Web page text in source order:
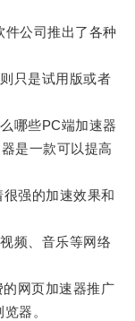
公司推出了各种
只是试用版或者
哪些PC端加速器
是一款可以提高
强的加速效果和
频、音乐等网络
网页加速器推广
器。